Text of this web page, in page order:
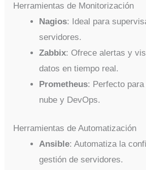
Herramientas de Monitorización
Nagios: Ideal para
servidores.
Zabbix: Ofrece alertas y
datos en tiempo real.
Prometheus: Perfecto
nube y DevOps.
Herramientas de Automatización
Ansible: Automatiza la
gestión de servidores.